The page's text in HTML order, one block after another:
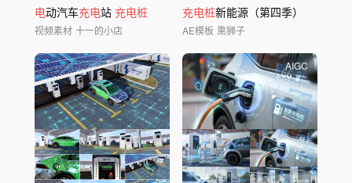
电动汽车充电站 充电桩
视频素材 十一的小店
充电桩新能源（第四季）
AE模板 熏狮子
AIGC